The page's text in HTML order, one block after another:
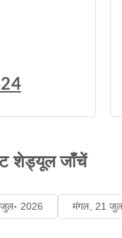
शेड्यूल जाँचें
2026 मंगल, 21